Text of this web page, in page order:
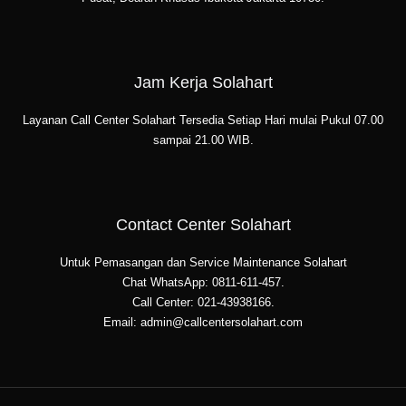
Jam Kerja Solahart
Layanan Call Center Solahart Tersedia Setiap Hari mulai Pukul 07.00
sampai 21.00 WIB.
Contact Center Solahart
Untuk Pemasangan dan Service Maintenance Solahart
Chat WhatsApp: 0811-611-457.
Call Center: 021-43938166.
Email: admin@callcentersolahart.com